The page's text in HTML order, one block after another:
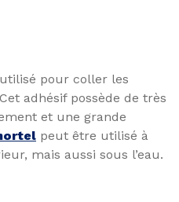
pour coller les
adhésif possède de très
et une grande
peut être utilisé à
mais aussi sous l’eau.